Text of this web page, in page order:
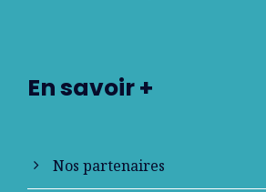
En savoir +
Nos partenaires